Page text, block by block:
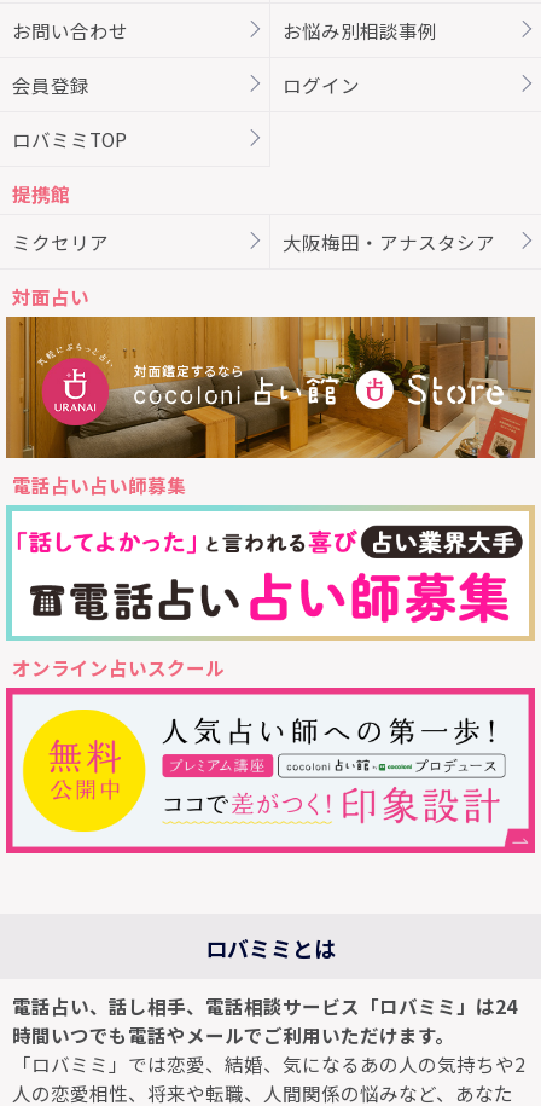
お問い合わせ お悩み別相談事例
会員登録 ログイン
ロバミミTOP
提携館
ミクセリア
大阪梅田・アナスタシア
対面占い
電話占い占い師募集
オンライン占いスクール
ロバミミとは
電話占い、話し相手、電話相談サービス「ロバミミ」は24
時間いつでも電話やメールでご利用いただけます。
「ロバミミ」では恋愛、結婚、気になるあの人の気持ちや2
人の恋愛相性、将来や転職、人間関係の悩みなど、あなた